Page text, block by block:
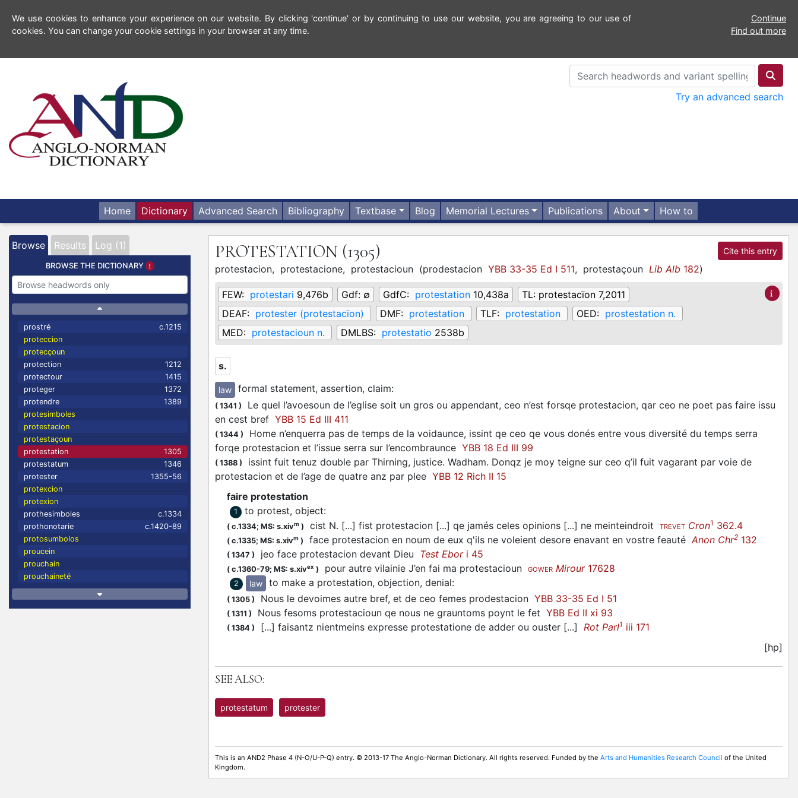
We use cookies to enhance your experience on our website. By clicking 'continue' or by continuing to use our website, you are agreeing to our use of
cookies. You can change your cookie settings in your browser at any time.
Continue
Find out more
Try an advanced search
Home Dictionary Advanced Search Bibliography Textbase Blog Memorial Lectures Publications About How to
Browse Results Log (1)
BROWSE THE DICTIONARY
prostré
c.1215
proteccion
protecçoun
protection
1212
protectour
1415
proteger
1372
protendre
1389
protesimboles
protestacion
protestaçoun
protestation
1305
protestatum
1346
protester
1355-56
protexcion
protexion
prothesimboles
c.1334
prothonotarie
c.1420-89
protosumbolos
proucein
prouchain
prouchaineté
PROTESTATION (1305) Cite this entry
protestacion, protestacione, protestacioun (prodestacion YBB 33-35 Ed I 511, protestaçoun Lib Alb 182)
FEW: protestari 9,476b Gdf: ∅ GdfC: protestation 10,438a TL: protestacïon 7,2011
DEAF: protester (protestacïon) DMF: protestation TLF: protestation OED: prostestation n.
MED: protestacioun n. DMLBS: protestatio 2538b
s.
law formal statement, assertion, claim:
( 1341 )
Le quel l’avoesoun de l’eglise soit un gros ou appendant, ceo n’est forsqe protestacion, qar ceo ne poet pas faire issu
en cest bref YBB 15 Ed III 411
( 1344 )
Home n’enquerra pas de temps de la voidaunce, issint qe ceo qe vous donés entre vous diversité du temps serra
forqe protestacion et l’issue serra sur l’encombraunce YBB 18 Ed III 99
( 1388 )
issint fuit tenuz double par Thirning, justice. Wadham. Donqz je moy teigne sur ceo q’il fuit vagarant par voie de
protestacion et de l’age de quatre anz par plee YBB 12 Rich II 15
faire protestation
1 to protest, object:
( c.1334; MS: s.xivm ) cist N. [...] fist protestacion [...] qe jamés celes opinions [...] ne meinteindroit TREVET Cron1 362.4
( c.1335; MS: s.xivm ) face protestacion en noum de eux q'ils ne voleient desore enavant en vostre feauté Anon Chr2 132
( 1347 ) jeo face protestacion devant Dieu Test Ebori 45
( c.1360-79; MS: s.xivex ) pour autre vilainie J’en fai ma protestacioun GOWER Mirour17628
2 law to make a protestation, objection, denial:
( 1305 ) Nous le devoimes autre bref, et de ceo femes prodestacion YBB 33-35 Ed I 51
( 1311 ) Nous fesoms protestacioun qe nous ne grauntoms poynt le fet YBB Ed II xi 93
( 1384 ) [...] faisantz nientmeins expresse protestatione de adder ou ouster [...] Rot Parl1 iii 171
[hp]
SEE ALSO:
protestatum protester
This is an AND2 Phase 4 (N-O/U-P-Q) entry. © 2013-17 The Anglo-Norman Dictionary. All rights reserved. Funded by the Arts and Humanities Research Council of the United
Kingdom.